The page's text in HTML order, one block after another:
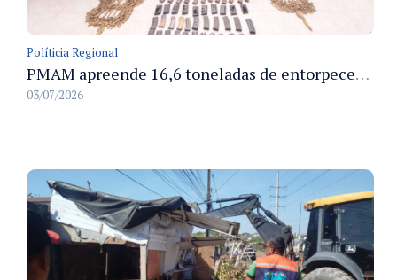
Políticia Regional
PMAM apreende 16,6 toneladas de entorpecentes e registra aumento nas prisões em flagrante e nas capturas de foragidos no primeiro semestre de 2026
03/07/2026